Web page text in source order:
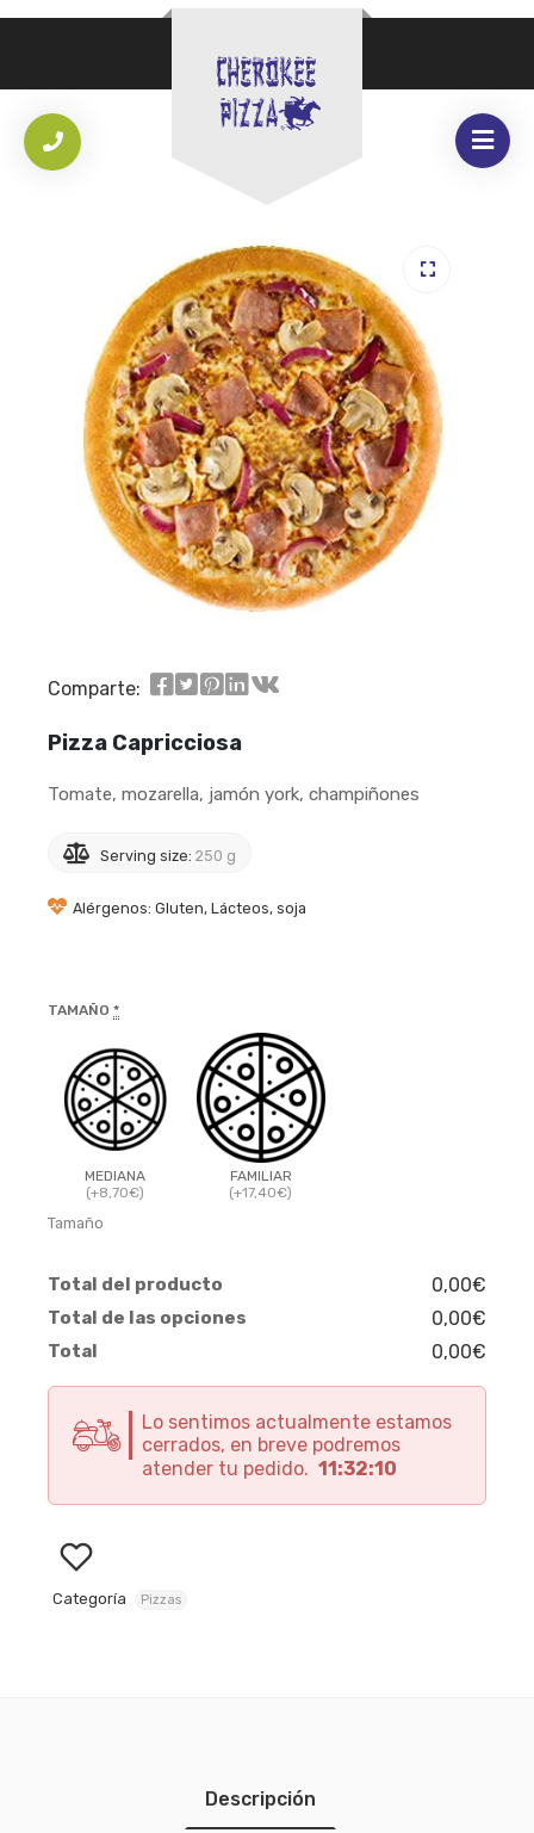
Comparte:
Pizza Capricciosa
Tomate, mozarella, jamón york, champiñones
Serving size: 250 g
Alérgenos: Gluten, Lácteos, soja
TAMAÑO *
MEDIANA
(+8,70€)
FAMILIAR
(+17,40€)
Tamaño
Total del producto 0,00€
Total de las opciones 0,00€
Total 0,00€
Lo sentimos actualmente estamos
cerrados, en breve podremos
atender tu pedido. 11:32:09
Categoría Pizzas
Descripción